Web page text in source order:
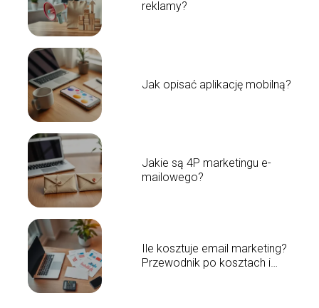
reklamy?
Jak opisać aplikację mobilną?
Jakie są 4P marketingu e-
mailowego?
Ile kosztuje email marketing?
Przewodnik po kosztach i